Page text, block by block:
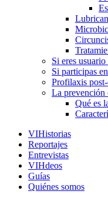
Si eres
Si participas
Profilaxis
La prevención
Qué es
VIHistorias
Reportajes
Entrevistas
VIHdeos
Guías
Quiénes somos